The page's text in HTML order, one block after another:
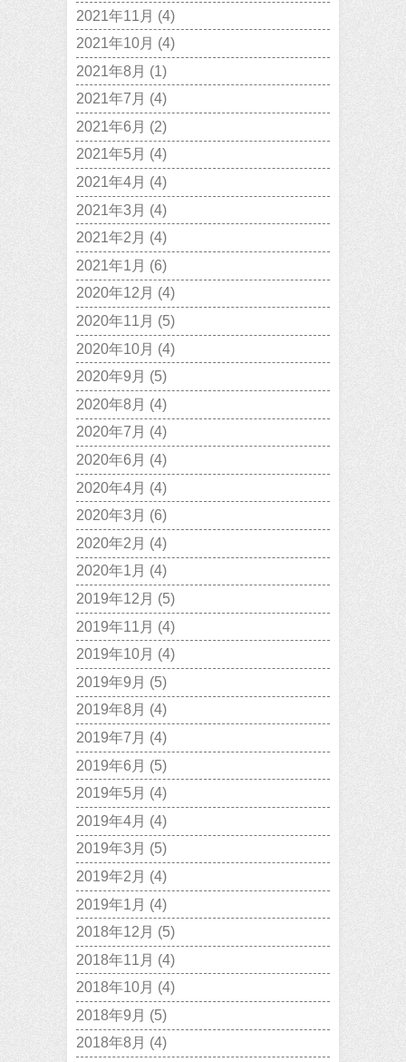
2021年11月 (4)
2021年10月 (4)
2021年8月 (1)
2021年7月 (4)
2021年6月 (2)
2021年5月 (4)
2021年4月 (4)
2021年3月 (4)
2021年2月 (4)
2021年1月 (6)
2020年12月 (4)
2020年11月 (5)
2020年10月 (4)
2020年9月 (5)
2020年8月 (4)
2020年7月 (4)
2020年6月 (4)
2020年4月 (4)
2020年3月 (6)
2020年2月 (4)
2020年1月 (4)
2019年12月 (5)
2019年11月 (4)
2019年10月 (4)
2019年9月 (5)
2019年8月 (4)
2019年7月 (4)
2019年6月 (5)
2019年5月 (4)
2019年4月 (4)
2019年3月 (5)
2019年2月 (4)
2019年1月 (4)
2018年12月 (5)
2018年11月 (4)
2018年10月 (4)
2018年9月 (5)
2018年8月 (4)